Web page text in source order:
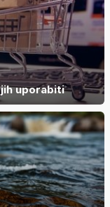
uporabiti